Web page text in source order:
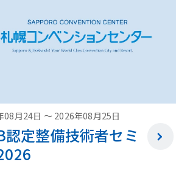
08月24日 ～2026年08月25日
認定整備技術者セミ